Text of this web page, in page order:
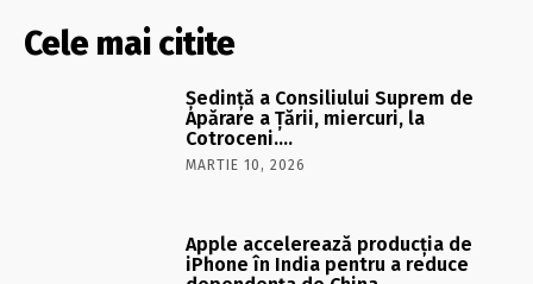
Cele mai citite
Şedinţă a Consiliului Suprem de
Apărare a Ţării, miercuri, la
Cotroceni….
MARTIE 10, 2026
Apple accelerează producția de
iPhone în India pentru a reduce